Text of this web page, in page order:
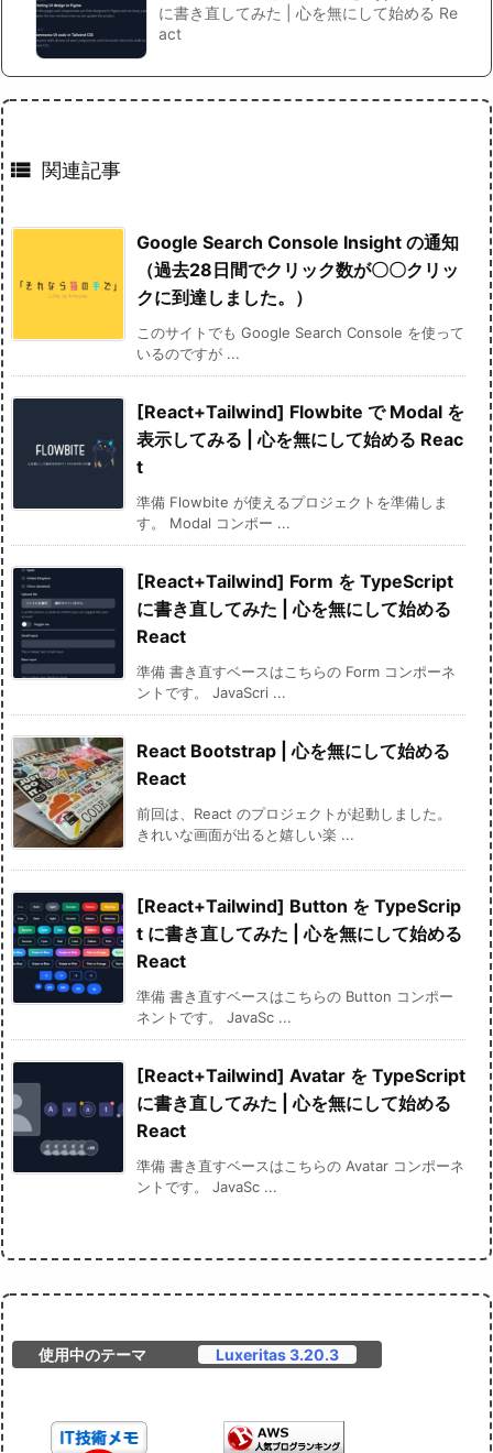
に書き直してみた | 心を無にして始める Re
act
 関連記事
Google Search Console Insight の通知
（過去28日間でクリック数が〇〇クリッ
クに到達しました。）
このサイトでも Google Search Console を使って
いるのですが ...
[React+Tailwind] Flowbite で Modal を
表示してみる | 心を無にして始める Reac
t
準備 Flowbite が使えるプロジェクトを準備しま
す。 Modal コンポー ...
[React+Tailwind] Form を TypeScript
に書き直してみた | 心を無にして始める
React
準備 書き直すベースはこちらの Form コンポーネ
ントです。 JavaScri ...
React Bootstrap | 心を無にして始める
React
前回は、React のプロジェクトが起動しました。
きれいな画面が出ると嬉しい楽 ...
[React+Tailwind] Button を TypeScrip
t に書き直してみた | 心を無にして始める
React
準備 書き直すベースはこちらの Button コンポー
ネントです。 JavaSc ...
[React+Tailwind] Avatar を TypeScript
に書き直してみた | 心を無にして始める
React
準備 書き直すベースはこちらの Avatar コンポーネ
ントです。 JavaSc ...
使用中のテーマ Luxeritas 3.20.3